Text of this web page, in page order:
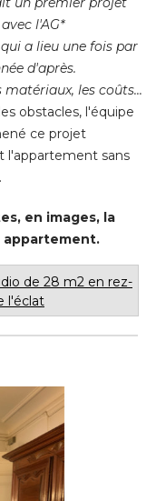
trois années qui
achevé. " On a
un premier projet
l'AG*
a lieu une fois par
d'après.
les coûts...
obstacles, l'équipe
sans
en images, la